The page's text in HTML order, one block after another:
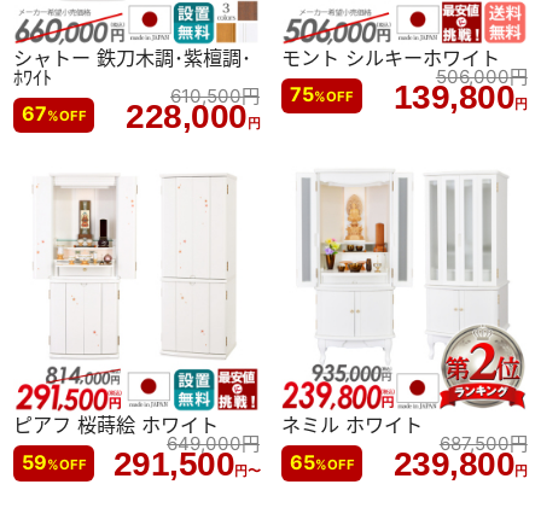
シャトー 鉄刀木調･紫檀調･
ﾎﾜｲﾄ
67%OFF
610,500円
228,000 円
モント シルキーホワイト
75%OFF
506,000円
139,800円
ピアフ 桜蒔絵 ホワイト
59%OFF
649,000円
291,500円〜
ネミル ホワイト
65%OFF
687,500円
239,800円